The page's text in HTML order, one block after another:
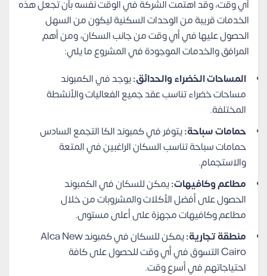
أي وقت، وقد اهتمت الشركة في الوقت نفسه بأن تجعل هذه
الخدمات قريبة من الوحدات السكنية ليكون من السهل
الحصول عليها في أي وقت من جانب السكان، ومن أهم
المرافق والخدمات الموجودة في المشروع ما يلي:
المساحات الخضراء والحدائق:يوجد في الكمبوند
مساحات خضراء تناسب عقد جميع الفعاليات والأنشطة
المختلفة.
حمامات سباحة:يتوفر في كمبوند الكا التجمع السادس
حمامات سباحة تناسب السكان الراغبين في المتعة
والاستجمام.
مطاعم وكافيهات:يمكن للسكان في الكمبوند
الحصول على أفضل الأكلات والمشروبات من خلال
مطاعم وكافيهات مجهزة على أعلى مستوى.
منطقة تجارية:
يمكن للسكان في كمبوند Alca New
Cairo التسوق في أي وقت للحصول على كافة
احتياجاتهم في أسرع وقت.